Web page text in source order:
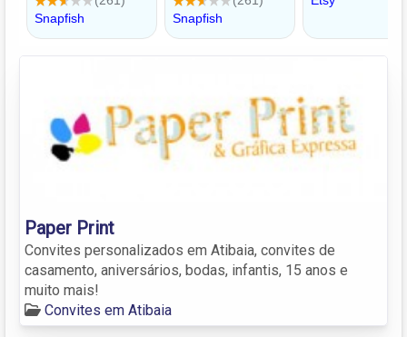
Paper Print
Convites personalizados em Atibaia, convites de
casamento, aniversários, bodas, infantis, 15 anos e
muito mais!
Convites em Atibaia